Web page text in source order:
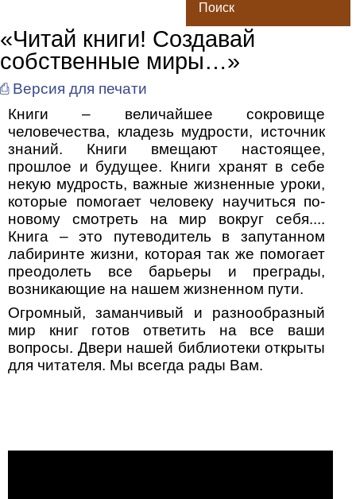
Поиск
«Читай книги! Создавай
собственные миры…»
⎙ Версия для печати
Книги – величайшее сокровище
человечества, кладезь мудрости, источник
знаний. Книги вмещают настоящее,
прошлое и будущее. Книги хранят в себе
некую мудрость, важные жизненные уроки,
которые помогает человеку научиться по-
новому смотреть на мир вокруг себя....
Книга – это путеводитель в запутанном
лабиринте жизни, которая так же помогает
преодолеть все барьеры и преграды,
возникающие на нашем жизненном пути.
Огромный, заманчивый и разнообразный
мир книг готов ответить на все ваши
вопросы. Двери нашей библиотеки открыты
для читателя. Мы всегда рады Вам.